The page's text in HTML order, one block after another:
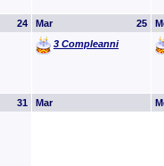
24 25
Mar
3 Compleanni
31 Mar